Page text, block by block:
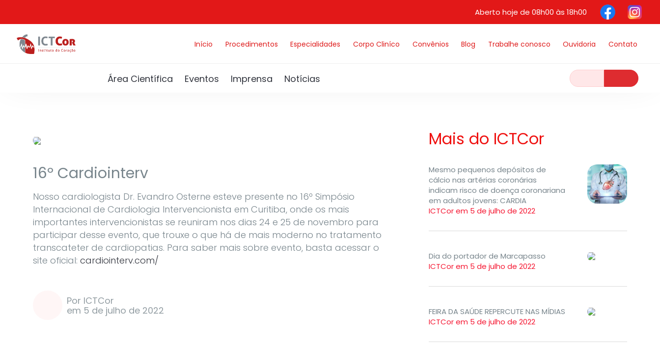
Aberto hoje de 08h00 às 18h00
Contato
Ouvidoria
Trabalhe conosco
Blog
Convênios
Corpo Cliníco
Especialidades
Procedimentos
Início
Área Científica Eventos Imprensa Notícias
16º Cardiointerv
Nosso cardiologista Dr. Evandro Osterne esteve presente no 16º Simpósio
Internacional de Cardiologia Intervencionista em Curitiba, onde os mais
importantes intervencionistas se reuniram nos dias 24 e 25 de novembro para
participar desse evento, que trouxe o que há de mais moderno no tratamento
transcateter de cardiopatias. Para saber mais sobre evento, basta acessar o
site oficial:cardiointerv.com/
Por ICTCor
em 5 de julho de 2022
Mais do ICTCor
Mesmo pequenos depósitos de
cálcio nas artérias coronárias
indicam risco de doença coronariana
em adultos jovens: CARDIA
ICTCor em 5 de julho de 2022
Dia do portador de Marcapasso
ICTCor em 5 de julho de 2022
FEIRA DA SAÚDE REPERCUTE NAS MÍDIAS
ICTCor em 5 de julho de 2022